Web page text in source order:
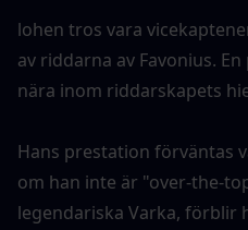
lohen tros vara
av riddarna av Favonius.
nära inom riddarskapets
Hans prestation förväntas
om han inte är "over-the-
legendariska Varka, förblir